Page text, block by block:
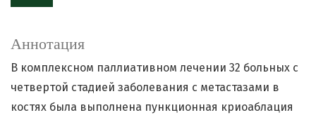
Аннотация
В комплексном паллиативном лечении 32 больных с
четвертой стадией заболевания с метастазами в
костях была выполнена пункционная криоаблация